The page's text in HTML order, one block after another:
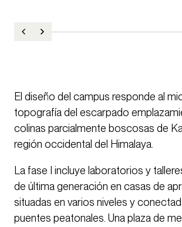
El diseño del campus responde al
topografía del escarpado
colinas parcialmente boscosas de
región occidental del Himalaya.
La fase I incluye laboratorios y
de última generación en casas de
situadas en varios niveles y
puentes peatonales. Una plaza de